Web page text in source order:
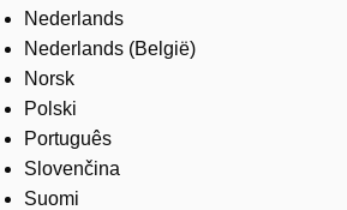
Nederlands
Nederlands (België)
Norsk
Polski
Português
Slovenčina
Suomi